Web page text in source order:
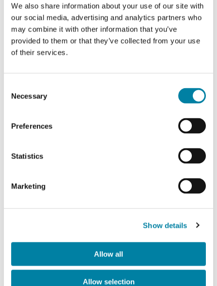
We also share information about your use of our site with
our social media, advertising and analytics partners who
may combine it with other information that you’ve
provided to them or that they’ve collected from your use
of their services.
Selection
Necessary
Preferences
Statistics
Marketing
Show details
Allow all
Allow selection
soggetti segnalanti.
Le segnalazioni in questione potranno
essere effettuate da dipendenti,
Attraverso la piattaforma whistleblowing
presunte irregolarità, violazioni, fatti o
comportamenti contrari ai valori del
Gruppo, al Codice Etico e ad altre norme
interne, leggi italiane ed europee.